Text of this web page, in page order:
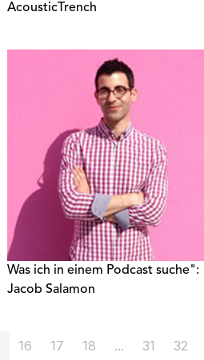
AcousticTrench
Was ich in einem Podcast suche":
Jacob Salamon
16 17 18 ... 31 32